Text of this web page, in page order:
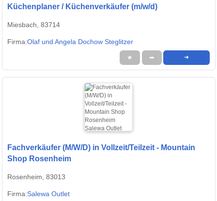
Küchenplaner / Küchenverkäufer (m/w/d)
Miesbach, 83714
Firma:Olaf und Angela Dochow Steglitzer
★ ➦ ➜
Fachverkäufer (M/W/D) in Vollzeit/Teilzeit - Mountain
Shop Rosenheim
Rosenheim, 83013
Firma:Salewa Outlet